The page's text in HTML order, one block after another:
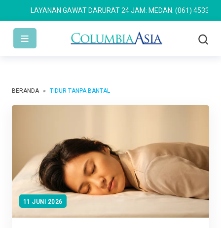
LAYANAN GAWAT DARURAT 24 JAM: MEDAN: (061) 4533 636
BERANDA » TIDUR TANPA BANTAL
11 JUNI 2026